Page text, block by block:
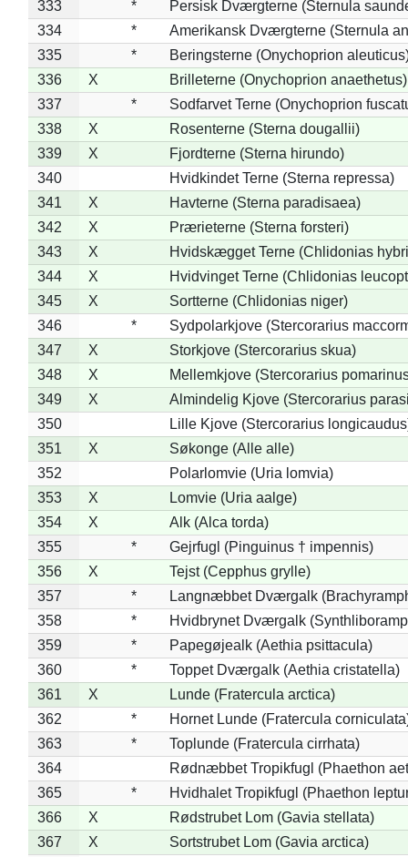
333 *
Persisk Dværgterne (Sternula
334
*
Amerikansk Dværgterne (Sternula
335
*
Beringsterne (Onychoprion
336
X
Brilleterne (Onychoprion anaethetus)
337
*
Sodfarvet Terne (Onychoprion
338
X
Rosenterne (Sterna dougallii)
339
X
Fjordterne (Sterna hirundo)
340
Hvidkindet Terne (Sterna repressa)
341
X
Havterne (Sterna paradisaea)
342
X
Prærieterne (Sterna forsteri)
343
X
Hvidskægget Terne (Chlidonias
344
X
Hvidvinget Terne (Chlidonias
345
X
Sortterne (Chlidonias niger)
346
*
Sydpolarkjove (Stercorarius
347
X
Storkjove (Stercorarius skua)
348
X
Mellemkjove (Stercorarius
349
X
Almindelig Kjove (Stercorarius
350
Lille Kjove (Stercorarius
351
X
Søkonge (Alle alle)
352
Polarlomvie (Uria lomvia)
353
X
Lomvie (Uria aalge)
354
X
Alk (Alca torda)
355
*
Gejrfugl (Pinguinus † impennis)
356
X
Tejst (Cepphus grylle)
357
*
Langnæbbet Dværgalk
358
*
Hvidbrynet Dværgalk
359
*
Papegøjealk (Aethia psittacula)
360
*
Toppet Dværgalk (Aethia cristatella)
361
X
Lunde (Fratercula arctica)
362
*
Hornet Lunde (Fratercula
363
*
Toplunde (Fratercula cirrhata)
364
Rødnæbbet Tropikfugl (Phaethon
365
*
Hvidhalet Tropikfugl (Phaethon
366
X
Rødstrubet Lom (Gavia stellata)
367
X
Sortstrubet Lom (Gavia arctica)